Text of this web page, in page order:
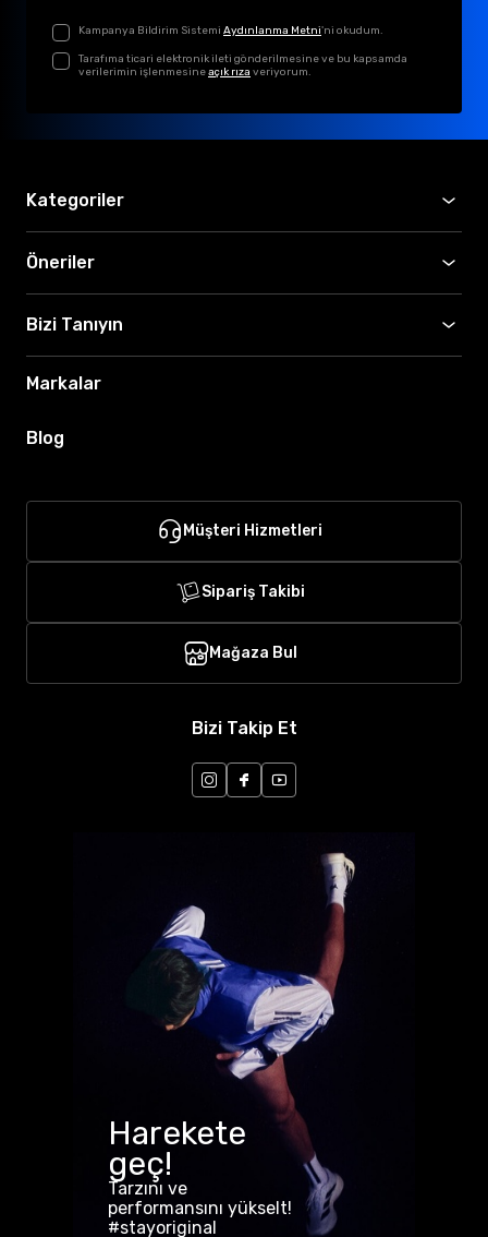
Kampanya Bildirim Sistemi Aydınlanma Metni'ni okudum.
Tarafıma ticari elektronik ileti gönderilmesine ve bu kapsamda
verilerimin işlenmesineaçık rıza veriyorum.
Kategoriler
Öneriler
Bizi Tanıyın
Markalar
Blog
Müşteri Hizmetleri
Sipariş Takibi
Mağaza Bul
Bizi Takip Et
Harekete
geç!
Tarzını ve
performansını yükselt!
#stayoriginal